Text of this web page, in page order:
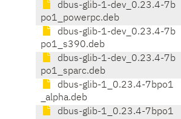
dbus-glib-1-dev_0.23.4-7b
po1_powerpc.deb
dbus-glib-1-dev_0.23.4-7b
po1_s390.deb
dbus-glib-1-dev_0.23.4-7b
po1_sparc.deb
dbus-glib-1_0.23.4-7bpo1
_alpha.deb
dbus-glib-1_0.23.4-7bpo1